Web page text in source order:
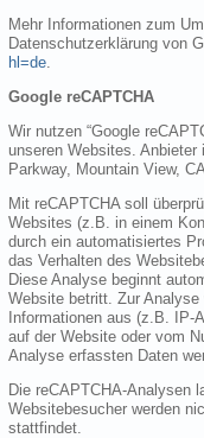
Mehr Informationen zum
Datenschutzerklärung von
hl=de
Google reCAPTCHA
Wir nutzen “Google
unseren Websites.
Parkway, Mountain View,
Mit reCAPTCHA soll
Websites (z.B. in einem
durch ein automatisiertes
das Verhalten des
Diese Analyse beginnt
Website betritt. Zur
Informationen aus (z.B. IP-
auf der Website oder vom
Analyse erfassten Daten
Die reCAPTCHA-Analysen
Websitebesucher werden
stattfindet.